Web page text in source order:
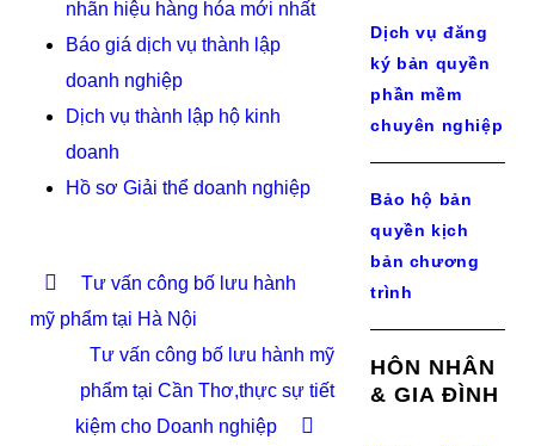
nhãn hiệu hàng hóa mới nhất
Báo giá dịch vụ thành lập
doanh nghiệp
Dịch vụ thành lập hộ kinh
doanh
Hồ sơ Giải thể doanh nghiệp
Tư vấn công bố lưu hành
mỹ phẩm tại Hà Nội
Tư vấn công bố lưu hành mỹ
phẩm tại Cần Thơ,thực sự tiết
kiệm cho Doanh nghiệp
Dịch vụ đăng
ký bản quyền
phần mềm
chuyên nghiệp
Bảo hộ bản
quyền kịch
bản chương
trình
HÔN NHÂN
& GIA ĐÌNH